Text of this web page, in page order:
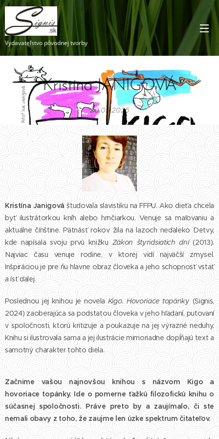
Vydavateľstvo pôvodnej tvorby
Kristína JANIGOVÁ
20.05.2025
Kristína Janigová študovala slavistiku na FFPU. Ako dieťa chcela
byť ilustrátorkou kníh alebo hrnčiarkou. Venuje sa maľovaniu a
aktuálne čínštine. Pätnásť rokov žila na lazoch neďaleko Detvy,
kde napísala svoju prvú knižku Zákon štyridsiatich dní(2013).
Najviac času venuje rodine, v ktorej vidí najväčší zmysel.
Inšpiráciou je pre ňu hlavne obraz človeka a jeho schopnosť vstať
a ísť ďalej.
Poslednou jej knihou je novela Kigo. Hovoriace topánky(Signis,
2024) zaoberajúca sa podstatou človeka v jeho hľadaní, putovaní
v spoločnosti, ktorú kritizuje a poukazuje na jej výrazné neduhy.
Knihu si ilustrovala sama a jej ilustrácie mimoriadne dopĺňajú text a
samotný charakter tohto diela.
Začnime vašou najnovšou knihou s názvom Kigo a
hovoriace topánky. Ide o pomerne ťažkú filozofickú knihu o
súčasnej spoločnosti. Práve preto by a zaujímalo, či ste
nemali obavy z toho, že zaujme len úzke spektrum čitateľov.